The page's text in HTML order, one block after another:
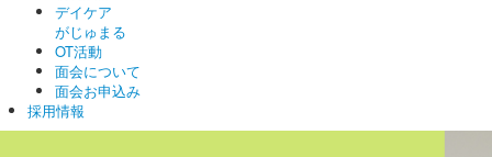
デイケア
がじゅまる
OT活動
面会について
面会お申込み
採用情報